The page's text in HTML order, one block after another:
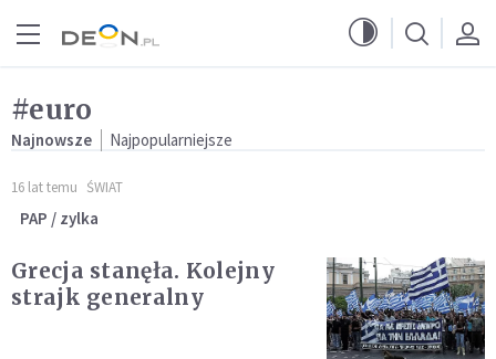
#euro
Najnowsze Najpopularniejsze
16 lat temu ŚWIAT
PAP / zylka
Grecja stanęła. Kolejny
strajk generalny